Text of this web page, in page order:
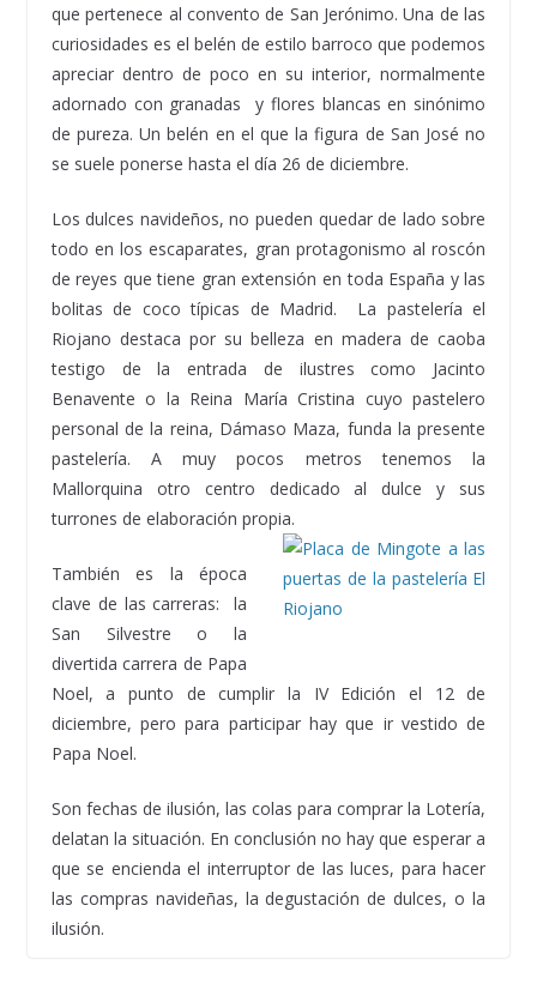
que pertenece al convento de San Jerónimo. Una de las
curiosidades es el belén de estilo barroco que podemos
apreciar dentro de poco en su interior, normalmente
adornado con granadas y flores blancas en sinónimo
de pureza. Un belén en el que la figura de San José no
se suele ponerse hasta el día 26 de diciembre.
Los dulces navideños, no pueden quedar de lado sobre
todo en los escaparates, gran protagonismo al roscón
de reyes que tiene gran extensión en toda España y las
bolitas de coco típicas de Madrid. La pastelería el
Riojano destaca por su belleza en madera de caoba
testigo de la entrada de ilustres como Jacinto
Benavente o la Reina María Cristina cuyo pastelero
personal de la reina, Dámaso Maza, funda la presente
pastelería. A muy pocos metros tenemos la
Mallorquina otro centro dedicado al dulce y sus
turrones de elaboración propia.
También es la época
clave de las carreras: la
San Silvestre o la
divertida carrera de Papa
Noel, a punto de cumplir la IV Edición el 12 de
diciembre, pero para participar hay que ir vestido de
Papa Noel.
Son fechas de ilusión, las colas para comprar la Lotería,
delatan la situación. En conclusión no hay que esperar a
que se encienda el interruptor de las luces, para hacer
las compras navideñas, la degustación de dulces, o la
ilusión.